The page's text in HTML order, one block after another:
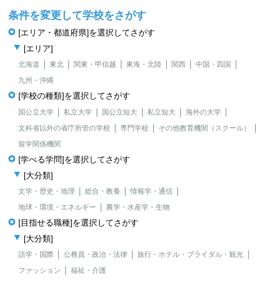
条件を変更して学校をさがす
[エリア・都道府県]を選択してさがす
[エリア]
北海道 東北 関東・甲信越 東海・北陸 関西
中国・四国
九州・沖縄
[学校の種類]を選択してさがす
国公立大学 私立大学 国公立短大 私立短大
海外の大学
文科省以外の省庁所管の学校
専門学校
その他教育機関（スクール）
留学関係機関
[学べる学問]を選択してさがす
[大分類]
文学・歴史・地理 総合・教養
情報学・通信
地球・環境・エネルギー
農学・水産学・生物
[目指せる職種]を選択してさがす
[大分類]
語学・国際 公務員・政治・法律
旅行・ホテル・ブライダル・観光
ファッション
福祉・介護